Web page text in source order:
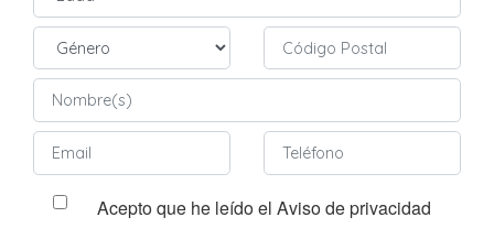
Acepto que he leído el Aviso de privacidad